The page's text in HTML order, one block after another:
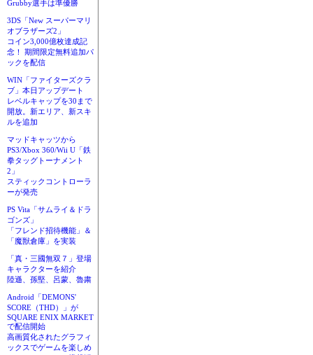
Grubby選手は準優勝
3DS「New スーパーマリ
オブラザーズ2」
コイン3,000億枚達成記
念！ 期間限定無料追加パ
ックを配信
WIN「ファイターズクラ
ブ」本日アップデート
レベルキャップを30まで
開放。新エリア、新スキ
ルを追加
マッドキャッツから
PS3/Xbox 360/Wii U「鉄
拳タッグトーナメント
2」
スティックコントローラ
ーが発売
PS Vita「サムライ＆ドラ
ゴンズ」
「フレンド招待機能」＆
「魔獣倉庫」を実装
「真・三國無双７」登場
キャラクターを紹介
陸遜、孫堅、呂蒙、魯粛
Android「DEMONS'
SCORE（THD）」が
SQUARE ENIX MARKET
で配信開始
高画質化されたグラフィ
ックスでゲームを楽しめ